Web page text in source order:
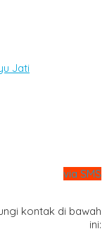
Jati
via SMS
kontak di bawah
ini: